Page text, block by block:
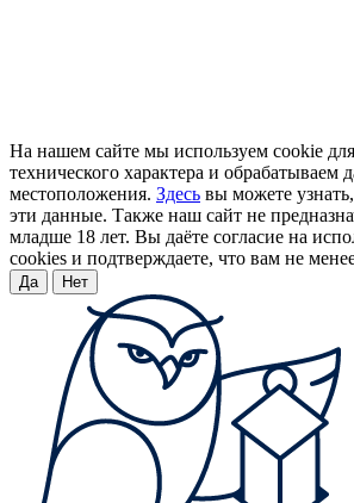
На нашем сайте мы используем cookie
технического характера и обрабатываем
местоположения. Здесь вы можете
эти данные. Также наш сайт не
младше 18 лет. Вы даёте согласие на
cookies и подтверждаете, что вам не
Да Нет